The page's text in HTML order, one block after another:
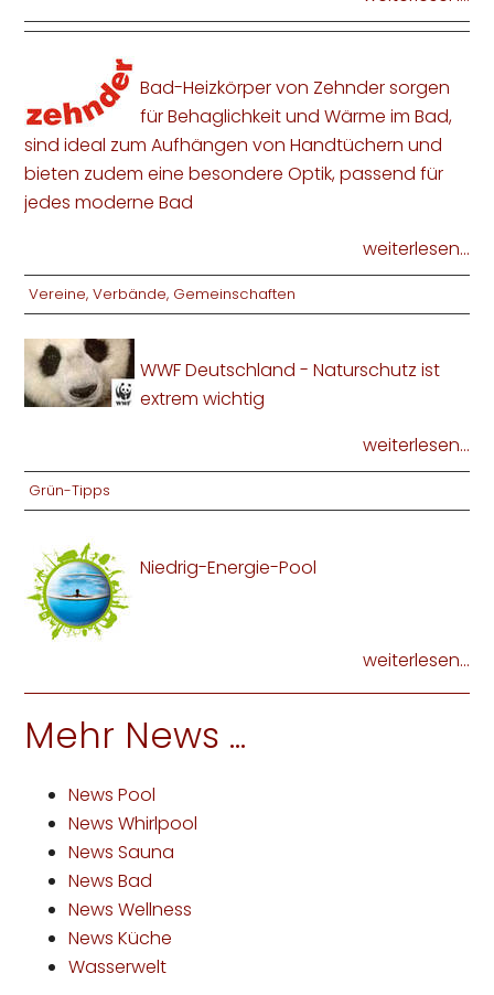
Bad-Heizkörper von Zehnder sorgen
für Behaglichkeit und Wärme im Bad,
sind ideal zum Aufhängen von Handtüchern und
bieten zudem eine besondere Optik, passend für
jedes moderne Bad
weiterlesen...
Vereine, Verbände, Gemeinschaften
WWF Deutschland - Naturschutz ist
extrem wichtig
weiterlesen...
Grün-Tipps
Niedrig-Energie-Pool
weiterlesen...
Mehr News ...
News Pool
News Whirlpool
News Sauna
News Bad
News Wellness
News Küche
Wasserwelt